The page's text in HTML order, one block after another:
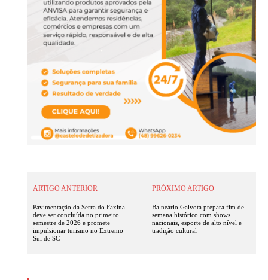
ARTIGO ANTERIOR
Pavimentação da Serra do Faxinal
deve ser concluída no primeiro
semestre de 2026 e promete
impulsionar turismo no Extremo
Sul de SC
PRÓXIMO ARTIGO
Balneário Gaivota prepara fim de
semana histórico com shows
nacionais, esporte de alto nível e
tradição cultural